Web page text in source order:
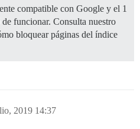
compatible con Google y el 1
funcionar. Consulta nuestro
bloquear páginas del índice
2019 14:37